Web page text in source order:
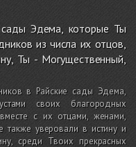
Эдема, которые Ты
из числа их отцов,
Ты - Могущественный,
в Райские сады Эдема,
своих благородных
с их отцами, женами,
также уверовали в истину и
среди Твоих прекрасных